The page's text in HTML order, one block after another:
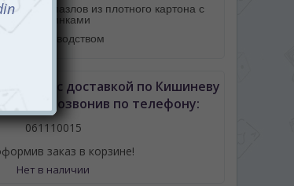
пазлов из плотного картона с
картинками
руководством
с доставкой по Кишиневу
можно позвонив по телефону:
061110015
заказ в корзине!
Нет в наличии